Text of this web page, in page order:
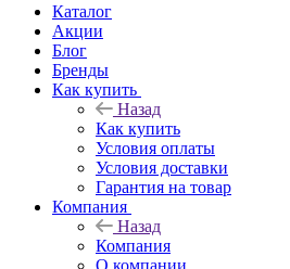
Каталог
Акции
Блог
Бренды
Как купить
Назад
Как купить
Условия оплаты
Условия доставки
Гарантия на товар
Компания
Назад
Компания
О компании